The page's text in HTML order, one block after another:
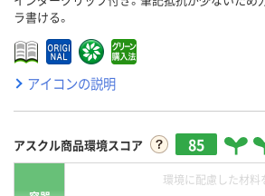
ラ書ける。
アイコンの説明
アスクル商品環境スコア 85
環境に配慮した材料